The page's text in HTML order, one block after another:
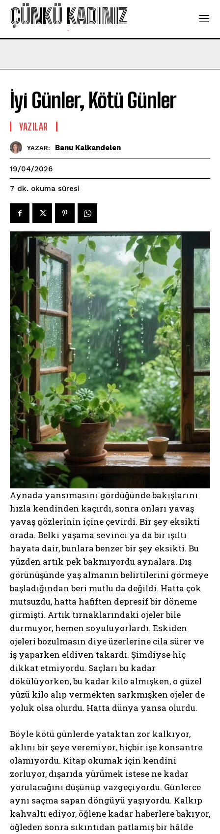
ÇÜNKÜ KADINIZ
-
İyi Günler, Kötü Günler
YAZILAR
YAZAR: Banu Kalkandelen
19/04/2026
7 dk. okuma süresi
Aynada yansımasını gördüğünde bakışlarını
hızla kendinden kaçırdı, sonra onları yavaş
yavaş gözlerinin içine çevirdi. Bir şey eksikti
orada. Belki yaşama sevinci ya da bir ışıltı
hayata dair, bunlara benzer bir şey eksikti. Bu
yüzden artık pek bakmıyordu aynalara. Dış
görünüşünde yaş almanın belirtilerini görmeye
başladığından beri mutlu da değildi. Hatta çok
mutsuzdu, hatta hafiften depresif bir döneme
girmişti. Artık tırnaklarındaki ojeler bile
durmuyor, hemen soyuluyorlardı. Eskiden
ojeleri bozulmasın diye üzerlerine cila sürer ve
iş yaparken eldiven takardı. Şimdiyse hiç
dikkat etmiyordu. Saçları bu kadar
dökülüyorken, bu kadar kilo almışken, o güzel
yüzü kilo alıp vermekten sarkmışken ojeler de
yoluk olsa olurdu. Hatta dünya yansa olurdu.
Böyle kötü günlerde yataktan zor kalkıyor,
aklını bir şeye veremiyor, hiçbir işe konsantre
olamıyordu. Kitap okumak için kendini
zorluyor, dışarıda yürümek istese ne kadar
yorulacağını düşünüp vazgeçiyordu. Günlerce
aynı saçma sapan döngüyü yaşıyordu. Kalkıp
kahvaltı ediyor, öğlene kadar haberlere bakıyor,
öğleden sonra sıkıntıdan patlamış bir hâlde